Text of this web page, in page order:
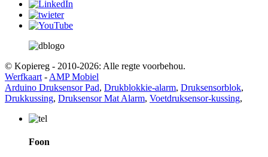
© Kopiereg - 2010-2026: Alle regte voorbehou.
Werfkaart - AMP Mobiel
Arduino Druksensor Pad, Drukblokkie-alarm, Druksensorblok,
Drukkussing, Druksensor Mat Alarm, Voetdruksensor-kussing,
Foon